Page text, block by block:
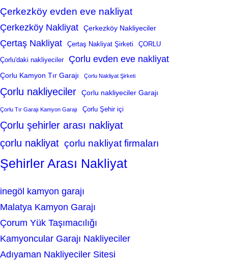
Çerkezköy evden eve nakliyat
Çerkezköy Nakliyat Çerkezköy Nakliyeciler
Çertaş Nakliyat Çertaş Nakliyat Şirketi ÇORLU
Çorlu'daki nakliyeciler Çorlu evden eve nakliyat
Çorlu Kamyon Tır Garajı Çorlu Nakliyat Şirketi
Çorlu nakliyeciler Çorlu nakliyeciler Garajı
Çorlu Tır Garajı Kamyon Garajı Çorlu Şehir içi
Çorlu şehirler arası nakliyat
çorlu nakliyat çorlu nakliyat firmaları
Şehirler Arası Nakliyat
inegöl kamyon garajı
Malatya Kamyon Garajı
Çorum Yük Taşımacılığı
Kamyoncular Garajı Nakliyeciler
Adıyaman Nakliyeciler Sitesi